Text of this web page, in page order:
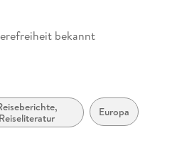
bekannt
Reiseliteratur
Europa